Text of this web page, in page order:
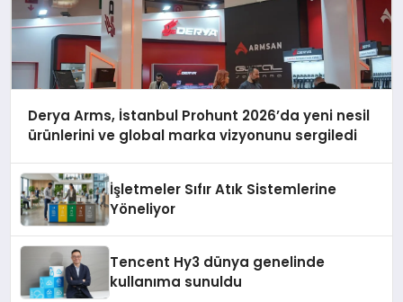
Derya Arms, İstanbul Prohunt 2026’da yeni nesil
ürünlerini ve global marka vizyonunu sergiledi
İşletmeler Sıfır Atık Sistemlerine
Yöneliyor
Tencent Hy3 dünya genelinde
kullanıma sunuldu